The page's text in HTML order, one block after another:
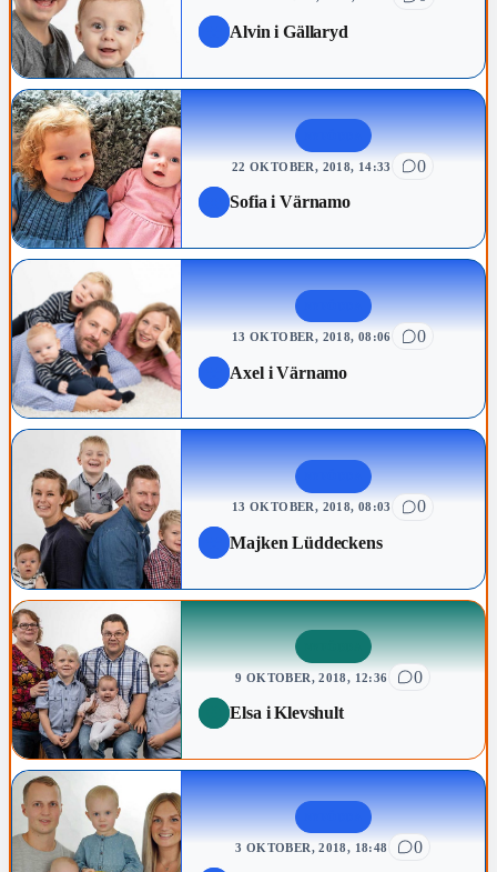
Alvin i Gällaryd
22 OKTOBER, 2018, 14:33
0
Sofia i Värnamo
13 OKTOBER, 2018, 08:06
0
Axel i Värnamo
13 OKTOBER, 2018, 08:03
0
Majken Lüddeckens
9 OKTOBER, 2018, 12:36
0
Elsa i Klevshult
3 OKTOBER, 2018, 18:48
0